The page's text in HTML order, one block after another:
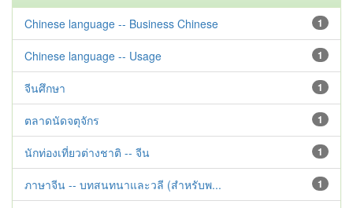
1
Chinese language -- Business Chinese
1
Chinese language -- Usage
1
จีนศึกษา
1
ตลาดนัดจตุจักร
1
นักท่องเที่ยวต่างชาติ -- จีน
1
ภาษาจีน -- บทสนทนาและวลี (สำหรับพ...